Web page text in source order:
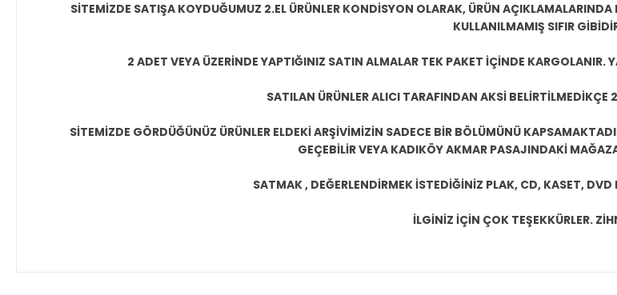
SİTEMİZDE SATIŞA KOYDUĞUMUZ 2.EL ÜRÜNLER KONDİSYON OLARAK, ÜRÜN
KULLANILMAMIŞ SIFIR
2 ADET VEYA ÜZERİNDE YAPTIĞINIZ SATIN ALMALAR TEK PAKET İÇİNDE KARGOLANIR.
SATILAN ÜRÜNLER ALICI TARAFINDAN AKSİ
SİTEMİZDE GÖRDÜĞÜNÜZ ÜRÜNLER ELDEKİ ARŞİVİMİZİN SADECE BİR BÖLÜMÜNÜ
GEÇEBİLİR VEYA KADIKÖY AKMAR PASAJINDAKİ
SATMAK , DEĞERLENDİRMEK İSTEDİĞİNİZ PLAK, CD, KASET,
İLGİNİZ İÇİN ÇOK TEŞEKKÜRLER.